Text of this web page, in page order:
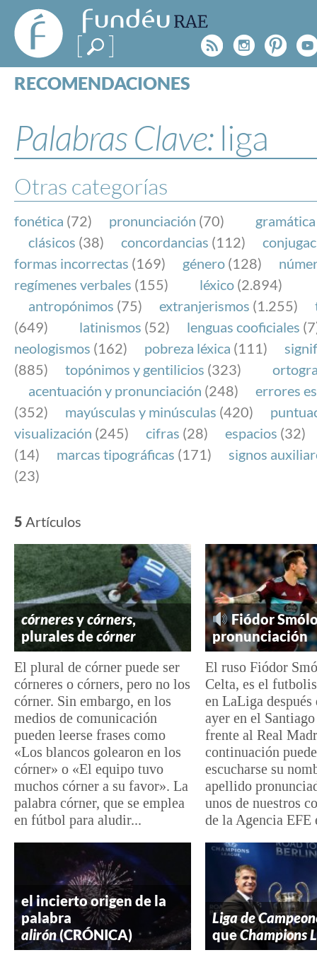
FundéuRAE
- Fundación
del Español
Urgente
Rss
RECOMENDACIONES
ESPECIALES
BLOG
NOTICIAS
SOBRE LA FUNDÉURAE
FundéuRAE es una fundación patrocinada por la
y la Real Academia Española, cuyo objetivo es
el buen uso del español en los medios de
Internet.
Palabras Clave: liga
Otras categorías
fonética (72) pronunciación (70) gramática
clásicos (38) concordancias (112)
formas incorrectas (169) género (128)
regímenes verbales (155) léxico (2.894)
antropónimos (75) extranjerismos (1.255)
(649)
latinismos (52) lenguas cooficiales
neologismos (162) pobreza léxica (111)
(885)
topónimos y gentilicios (323)
acentuación y pronunciación (248)
errores
(352)
mayúsculas y minúsculas (420)
visualización (245) cifras (28) espacios (32)
(14)
marcas tipográficas (171)
signos
(23)
5 Artículos
córneresycórners,
plurales decórner
El plural de córner puede ser
córneres o córners, pero no los
córner. Sin embargo, en los
medios de comunicación
pueden leerse frases como
«Los blancos golearon en los
córner» o «El equipo tuvo
muchos córner a su favor». La
palabra córner, que se emplea
en fútbol para aludir...
Fiódor
pronunciación
El ruso Fiódor
Celta, es el
en LaLiga después
ayer en el
frente al Real
continuación puede
escucharse su
apellido
unos de nuestros
de la Agencia EFE
el incierto origen de la
palabra
alirón(CRÓNICA)
Liga de
queChampions